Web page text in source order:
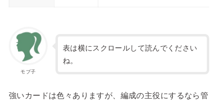
モブ子
表は横にスクロールして読んでください
ね。
強いカードは色々ありますが、編成の主役にするなら管